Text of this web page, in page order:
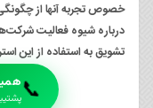
خصوص تجربه آنها از
درباره شیوه فعالیت
تشویق به استفاده از این
📞پشتیبانی